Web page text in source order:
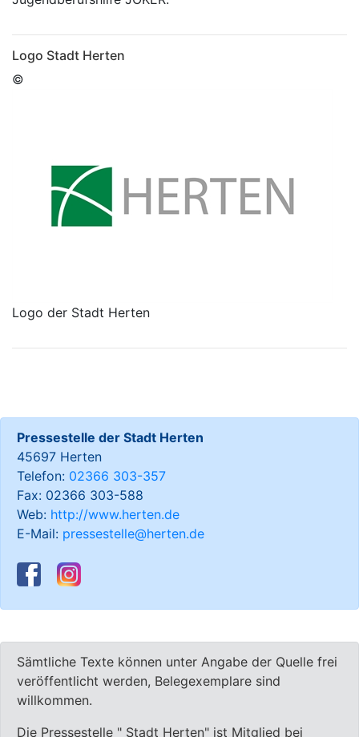
Logo Stadt Herten
©
Logo der Stadt Herten
Pressestelle der Stadt Herten
45697 Herten
Telefon: 02366 303-357
Fax: 02366 303-588
Web: http://www.herten.de
E-Mail: pressestelle@herten.de
Sämtliche Texte können unter Angabe der Quelle frei
veröffentlicht werden, Belegexemplare sind
willkommen.
Die Pressestelle " Stadt Herten" ist Mitglied bei